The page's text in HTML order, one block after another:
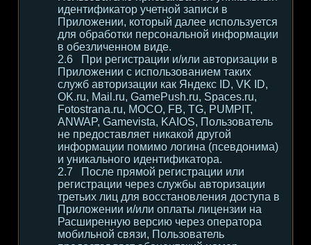
идентификатор учетной записи в
Приложении, который далее используется
для обработки персональной информации
в обезличенном виде.
При регистрации и/или авторизации в
Приложении с использованием таких
служб авторизации как Яндекс ID, VK ID,
OK.ru, Mail.ru, GamePush.ru, Spaces.ru,
Fotostrana.ru, MOCO, FB, TG, PUMPIT,
ANWAP, Gamevista, KAIOS, Пользователь
не предоставляет никакой другой
информации помимо логина (псевдонима)
и уникального идентификатора.
После прямой регистрации или
регистрации через службы авторизации
третьих лиц для восстановления доступа в
Приложении и/или оплаты лицензии на
Расширенную версию через оператора
мобильной связи, Пользователь